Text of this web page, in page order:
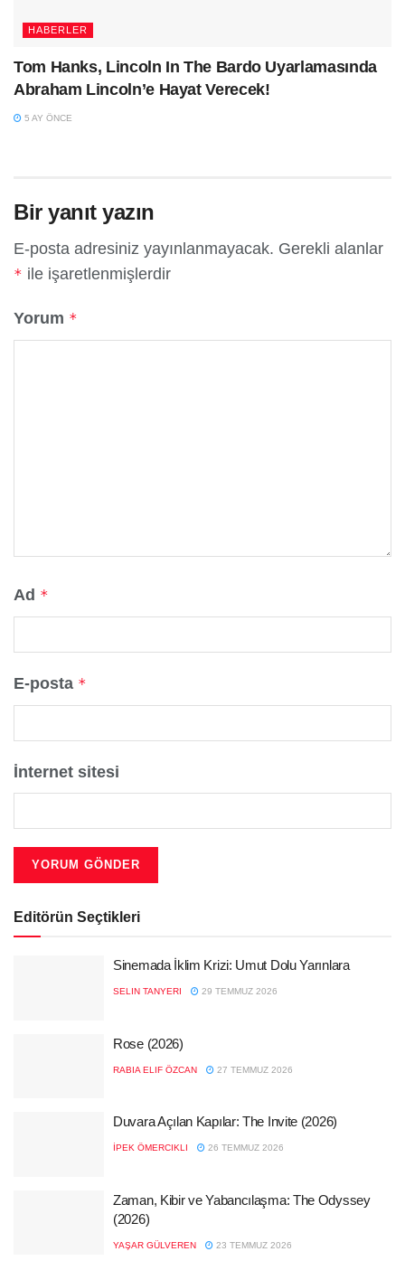
HABERLER
Tom Hanks, Lincoln In The Bardo Uyarlamasında
Abraham Lincoln’e Hayat Verecek!
5 AY ÖNCE
Bir yanıt yazın
E-posta adresiniz yayınlanmayacak. Gerekli alanlar
* ile işaretlenmişlerdir
Yorum *
Ad *
E-posta *
İnternet sitesi
Editörün Seçtikleri
Sinemada İklim Krizi: Umut Dolu Yarınlara
SELIN TANYERI 29 TEMMUZ 2026
Rose (2026)
RABIA ELIF ÖZCAN 27 TEMMUZ 2026
Duvara Açılan Kapılar: The Invite (2026)
İPEK ÖMERCIKLI 26 TEMMUZ 2026
Zaman, Kibir ve Yabancılaşma: The Odyssey
(2026)
YAŞAR GÜLVEREN 23 TEMMUZ 2026